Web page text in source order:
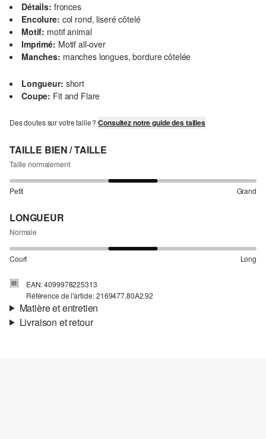
Détails: fronces
Encolure: col rond, liseré côtelé
Motif: motif animal
Imprimé: Motif all-over
Manches: manches longues, bordure côtelée
Longueur: short
Coupe: Fit and Flare
Des doutes sur votre taille ?Consultez notre guide des tailles
TAILLE BIEN / TAILLE
Taille normalement
Petit Grand
LONGUEUR
Normale
Court Long
EAN: 4099978225313
Référence de l'article: 2169477.80A2.92
Matière et entretien
Livraison et retour